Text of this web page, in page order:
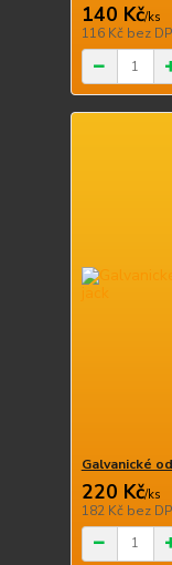
140 Kč/ks
116 Kč bez
Galvanické
220 Kč/ks
182 Kč bez